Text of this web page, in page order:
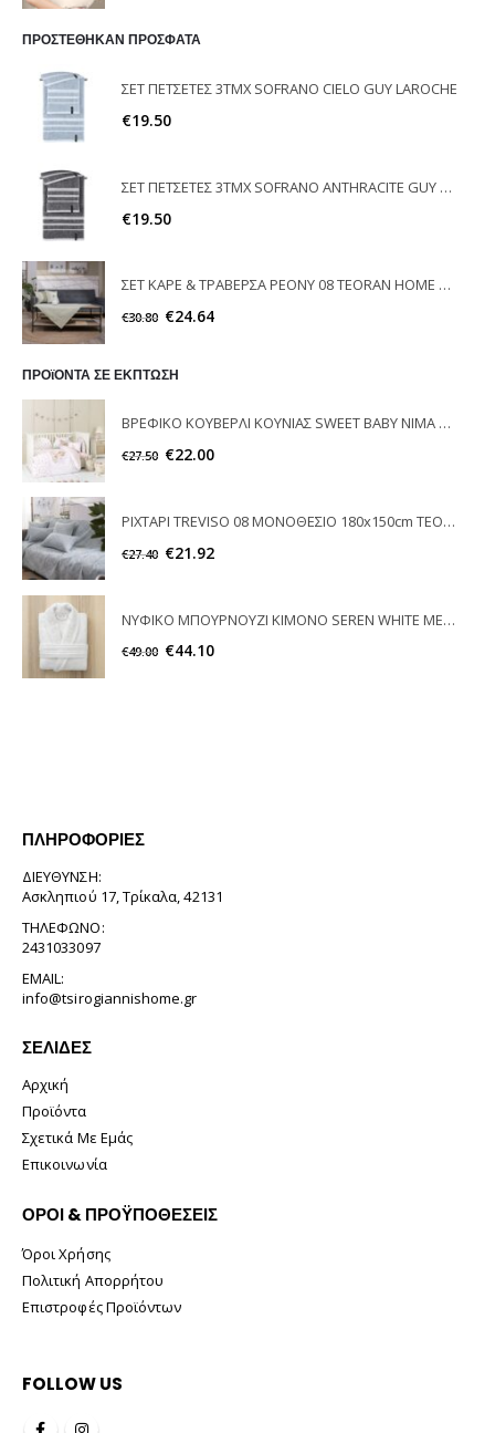
ΠΡΟΣΤΕΘΗΚΑΝ ΠΡΟΣΦΑΤΑ
ΣΕΤ ΠΕΤΣΕΤΕΣ 3ΤΜΧ SOFRANO CIELO GUY LAROCHE
€19.50
ΣΕΤ ΠΕΤΣΕΤΕΣ 3ΤΜΧ SOFRANO ANTHRACITE GUY LAROCHE
€19.50
ΣΕΤ ΚΑΡΕ & ΤΡΑΒΕΡΣΑ PEONY 08 TEORAN HOME & MORE
€30.80 €24.64
ΠΡΟϊΟΝΤΑ ΣΕ ΕΚΠΤΩΣΗ
ΒΡΕΦΙΚΟ ΚΟΥΒΕΡΛΙ ΚΟΥΝΙΑΣ SWEET BABY NIMA HOME
€27.50 €22.00
ΡΙΧΤΑΡΙ TREVISO 08 ΜΟΝΟΘΕΣΙΟ 180x150cm TEORAN
€27.40 €21.92
ΝΥΦΙΚΟ ΜΠΟΥΡΝΟΥΖΙ ΚΙΜΟΝΟ SEREN WHITE MEDIUM NIMA HOME
€49.00 €44.10
ΠΛΗΡΟΦΟΡΊΕΣ
ΔΙΕΎΘΥΝΣΗ:
Ασκληπιού 17, Τρίκαλα, 42131
ΤΗΛΈΦΩΝΟ:
2431033097
EMAIL:
info@tsirogiannishome.gr
ΣΕΛΊΔΕΣ
Αρχική
Προϊόντα
Σχετικά Με Εμάς
Επικοινωνία
ΟΡΟΙ & ΠΡΟΫΠΟΘΕΣΕΙΣ
Όροι Χρήσης
Πολιτική Απορρήτου
Επιστροφές Προϊόντων
FOLLOW US